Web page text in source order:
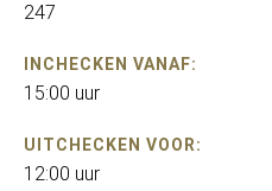
247
INCHECKEN VANAF:
15:00 uur
UITCHECKEN VOOR:
12:00 uur